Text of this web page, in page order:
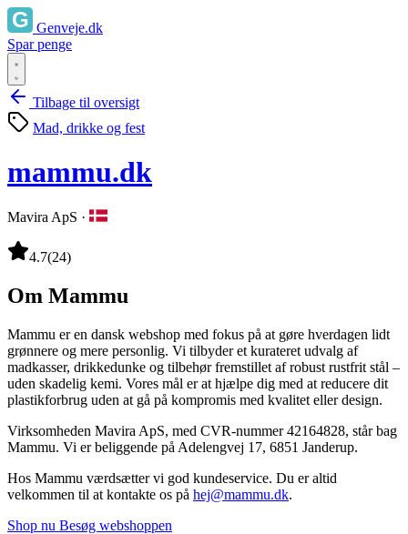
Genveje.dk
Spar penge
Tilbage til oversigt
Mad, drikke og fest
mammu.dk
Mavira ApS ·
4.7(24)
Om Mammu
Mammu er en dansk webshop med fokus på at gøre hverdagen lidt
grønnere og mere personlig. Vi tilbyder et kurateret udvalg af
madkasser, drikkedunke og tilbehør fremstillet af robust rustfrit stål –
uden skadelig kemi. Vores mål er at hjælpe dig med at reducere dit
plastikforbrug uden at gå på kompromis med kvalitet eller design.
Virksomheden Mavira ApS, med CVR-nummer 42164828, står bag
Mammu. Vi er beliggende på Adelengvej 17, 6851 Janderup.
Hos Mammu værdsætter vi god kundeservice. Du er altid
velkommen til at kontakte os på hej@mammu.dk.
Shop nu Besøg webshoppen